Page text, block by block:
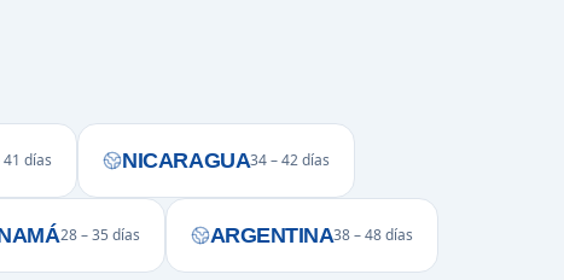
41 días NICARAGUA34 – 42 días
28 – 35 días ARGENTINA38 – 48 días